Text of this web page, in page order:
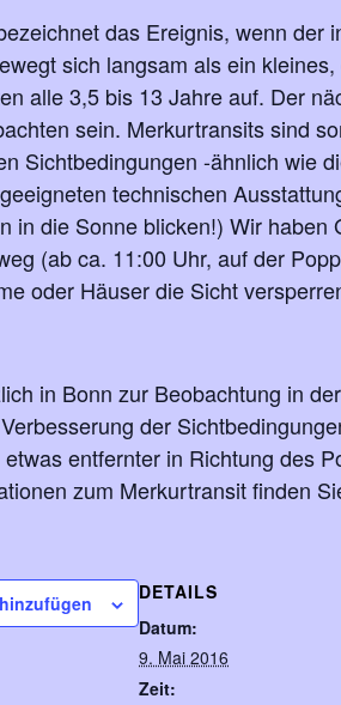
das Ereignis, wenn
sich langsam als ein
alle 3,5 bis 13 Jahre auf. Der
sein. Merkurtransits sind
Sichtbedingungen -ähnlich wie
technischen
in die Sonne blicken!) Wir
(ab ca. 11:00 Uhr, auf der
oder Häuser die Sicht
in Bonn zur Beobachtung in
der
entfernter in Richtung des
zum Merkurtransit finden
DETAILS
Datum:
9. Mai 2016
Zeit: